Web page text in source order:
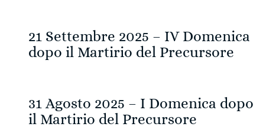
21 Settembre 2025 – IV Domenica
dopo il Martirio del Precursore
31 Agosto 2025 – I Domenica dopo
il Martirio del Precursore